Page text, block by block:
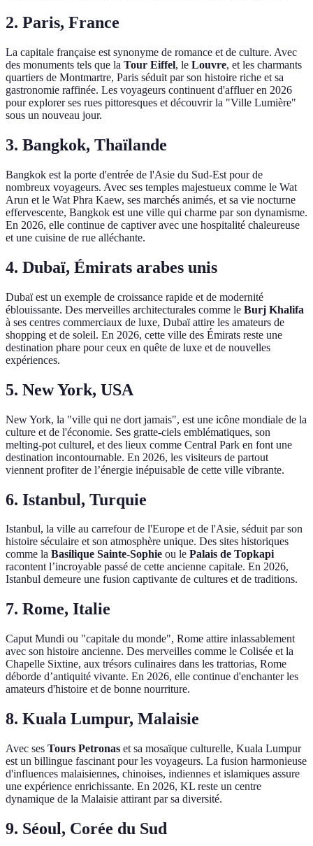
2. Paris, France
La capitale française est synonyme de romance et de culture. Avec
des monuments tels que la Tour Eiffel, le Louvre, et les charmants
quartiers de Montmartre, Paris séduit par son histoire riche et sa
gastronomie raffinée. Les voyageurs continuent d'affluer en 2026
pour explorer ses rues pittoresques et découvrir la "Ville Lumière"
sous un nouveau jour.
3. Bangkok, Thaïlande
Bangkok est la porte d'entrée de l'Asie du Sud-Est pour de
nombreux voyageurs. Avec ses temples majestueux comme le Wat
Arun et le Wat Phra Kaew, ses marchés animés, et sa vie nocturne
effervescente, Bangkok est une ville qui charme par son dynamisme.
En 2026, elle continue de captiver avec une hospitalité chaleureuse
et une cuisine de rue alléchante.
4. Dubaï, Émirats arabes unis
Dubaï est un exemple de croissance rapide et de modernité
éblouissante. Des merveilles architecturales comme le Burj Khalifa
à ses centres commerciaux de luxe, Dubaï attire les amateurs de
shopping et de soleil. En 2026, cette ville des Émirats reste une
destination phare pour ceux en quête de luxe et de nouvelles
expériences.
5. New York, USA
New York, la "ville qui ne dort jamais", est une icône mondiale de la
culture et de l'économie. Ses gratte-ciels emblématiques, son
melting-pot culturel, et des lieux comme Central Park en font une
destination incontournable. En 2026, les visiteurs de partout
viennent profiter de l’énergie inépuisable de cette ville vibrante.
6. Istanbul, Turquie
Istanbul, la ville au carrefour de l'Europe et de l'Asie, séduit par son
histoire séculaire et son atmosphère unique. Des sites historiques
comme la Basilique Sainte-Sophie ou le Palais de Topkapi
racontent l’incroyable passé de cette ancienne capitale. En 2026,
Istanbul demeure une fusion captivante de cultures et de traditions.
7. Rome, Italie
Caput Mundi ou "capitale du monde", Rome attire inlassablement
avec son histoire ancienne. Des merveilles comme le Colisée et la
Chapelle Sixtine, aux trésors culinaires dans les trattorias, Rome
déborde d’antiquité vivante. En 2026, elle continue d'enchanter les
amateurs d'histoire et de bonne nourriture.
8. Kuala Lumpur, Malaisie
Avec ses Tours Petronas et sa mosaïque culturelle, Kuala Lumpur
est un billingue fascinant pour les voyageurs. La fusion harmonieuse
d'influences malaisiennes, chinoises, indiennes et islamiques assure
une expérience enrichissante. En 2026, KL reste un centre
dynamique de la Malaisie attirant par sa diversité.
9. Séoul, Corée du Sud